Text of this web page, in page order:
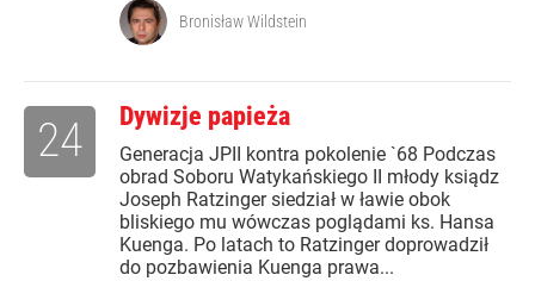
Bronisław Wildstein
Dywizje papieża
Generacja JPII kontra pokolenie `68 Podczas
obrad Soboru Watykańskiego II młody ksiądz
Joseph Ratzinger siedział w ławie obok
bliskiego mu wówczas poglądami ks. Hansa
Kuenga. Po latach to Ratzinger doprowadził
do pozbawienia Kuenga prawa...
24